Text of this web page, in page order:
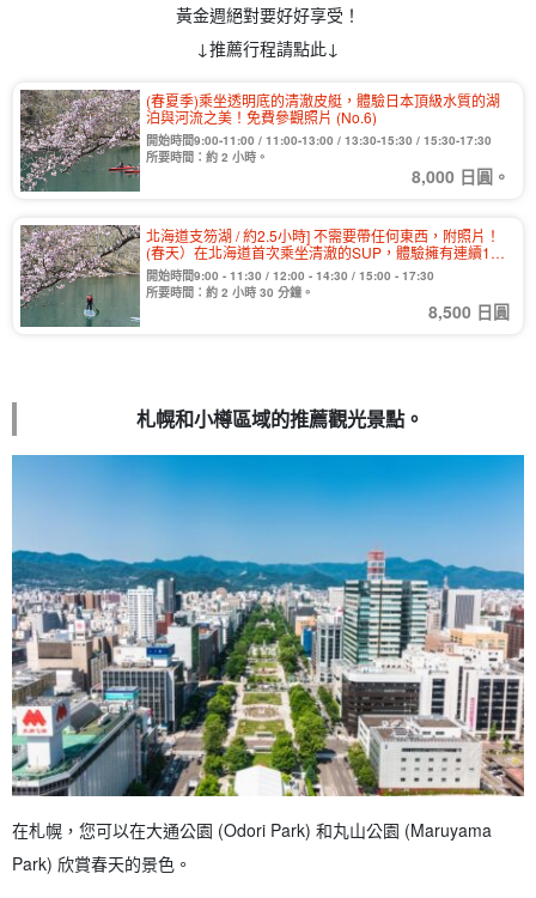
黃金週絕對要好好享受！
↓推薦行程請點此↓
(春夏季)乘坐透明底的清澈皮艇，體驗日本頂級水質的湖
泊與河流之美！免費參觀照片 (No.6)
開始時間9:00-11:00 / 11:00-13:00 / 13:30-15:30 / 15:30-17:30
所要時間：約 2 小時。
8,000 日圓。
北海道支笏湖 / 約2.5小時] 不需要帶任何東西，附照片！
(春天）在北海道首次乘坐清澈的SUP，體驗擁有連續11
年日本最高水質的湖泊和河流！免費提供各種設施！歡迎
初學者與情侶參加】（No.7）
開始時間9:00 - 11:30 / 12:00 - 14:30 / 15:00 - 17:30
所要時間：約 2 小時 30 分鐘。
8,500 日圓
札幌和小樽區域的推薦觀光景點。
在札幌，您可以在大通公園 (Odori Park) 和丸山公園 (Maruyama
Park) 欣賞春天的景色。